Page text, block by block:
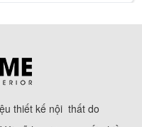
thiết kế nội thất do